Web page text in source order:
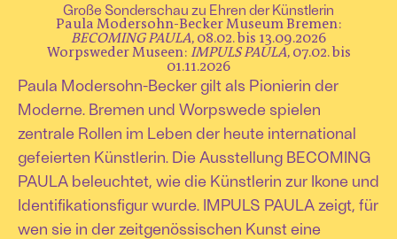
Große Sonderschau zu Ehren der Künstlerin
Paula Modersohn-Becker Museum Bremen:
BECOMING PAULA, 08.02. bis 13.09.2026
Worpsweder Museen:IMPULS PAULA, 07.02. bis
01.11.2026
Paula Modersohn-Becker gilt als Pionierin der
Moderne. Bremen und Worpswede spielen
zentrale Rollen im Leben der heute international
gefeierten Künstlerin. Die Ausstellung BECOMING
PAULA beleuchtet, wie die Künstlerin zur Ikone und
Identifikationsfigur wurde. IMPULS PAULA zeigt, für
wen sie in der zeitgenössischen Kunst eine